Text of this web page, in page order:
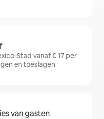
Stad vanaf € 17 per
en toeslagen
van gasten